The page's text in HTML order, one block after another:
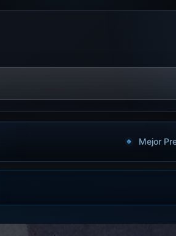
Mejor